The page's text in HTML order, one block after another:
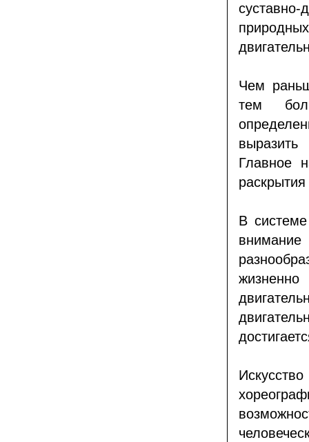
суставно-
Чем
тем
Главное
В